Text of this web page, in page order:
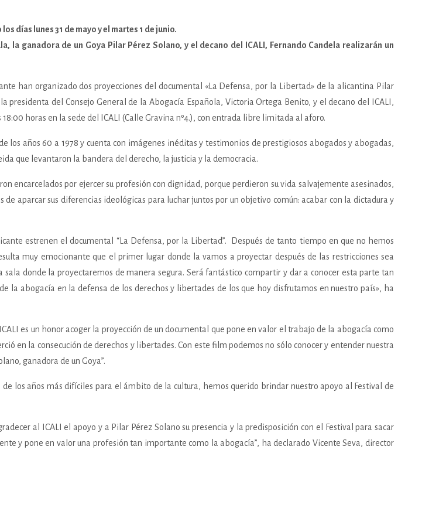
días lunes 31 de mayo y el martes 1 de junio.
ganadora de un Goya Pilar Pérez Solano, y el decano del ICALI, Fernando Candela realizarán un
han organizado dos proyecciones del documental «La Defensa, por la Libertad» de la alicantina Pilar
del Consejo General de la Abogacía Española, Victoria Ortega Benito, y el decano del ICALI,
horas en la sede del ICALI (Calle Gravina nº4.), con entrada libre limitada al aforo.
años 60 a 1978 y cuenta con imágenes inéditas y testimonios de prestigiosos abogados y abogadas,
que levantaron la bandera del derecho, la justicia y la democracia.
encarcelados por ejercer su profesión con dignidad, porque perdieron su vida salvajemente asesinados,
aparcar sus diferencias ideológicas para luchar juntos por un objetivo común: acabar con la dictadura y
estrenen el documental “La Defensa, por la Libertad”. Después de tanto tiempo en que no hemos
muy emocionante que el primer lugar donde la vamos a proyectar después de las restricciones sea
donde la proyectaremos de manera segura. Será fantástico compartir y dar a conocer esta parte tan
la abogacía en la defensa de los derechos y libertades de los que hoy disfrutamos en nuestro país», ha
es un honor acoger la proyección de un documental que pone en valor el trabajo de la abogacía como
en la consecución de derechos y libertades. Con este film podemos no sólo conocer y entender nuestra
ganadora de un Goya”.
los años más difíciles para el ámbito de la cultura, hemos querido brindar nuestro apoyo al Festival de
al ICALI el apoyo y a Pilar Pérez Solano su presencia y la predisposición con el Festival para sacar
y pone en valor una profesión tan importante como la abogacía”, ha declarado Vicente Seva, director